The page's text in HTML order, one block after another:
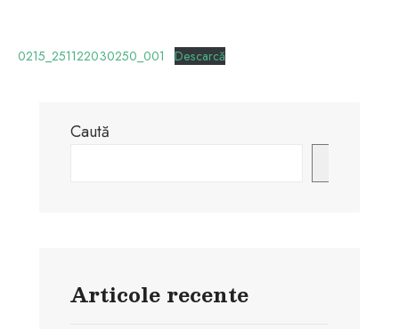
0215_251122030250_001 Descarcă
Caută
Articole recente